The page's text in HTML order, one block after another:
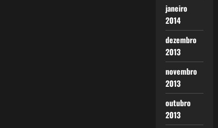
janeiro
2014
dezembro
2013
novembro
2013
outubro
2013